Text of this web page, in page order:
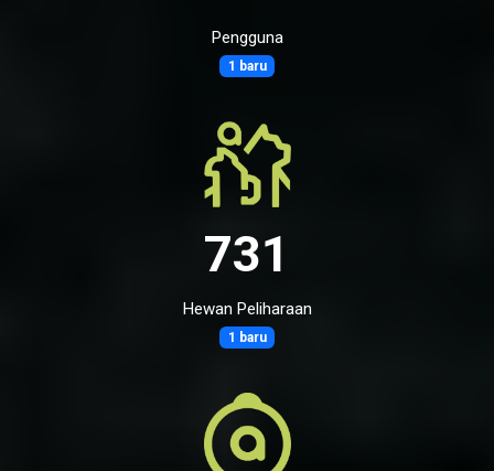
Pengguna
1 baru
731
Hewan Peliharaan
1 baru